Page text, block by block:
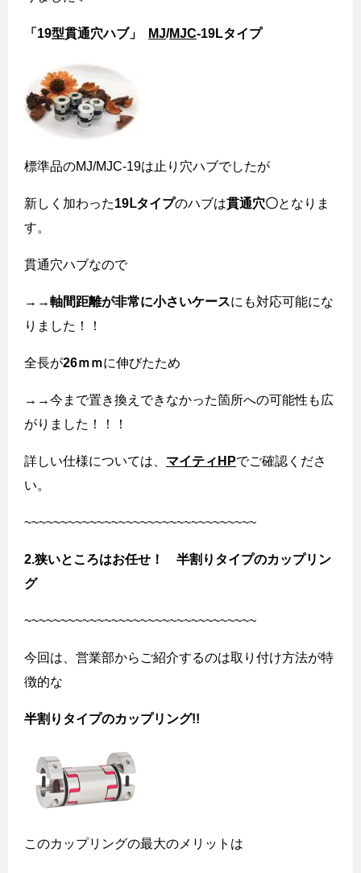
「 19型貫通穴ハブ」 MJ/MJC-19Lタイプ
標準品のMJ/MJC-19は止り穴ハブでしたが
新しく加わった19Ⅼタイプのハブは貫通穴〇となりま
す。
貫通穴ハブなので
→→軸間距離が非常に小さいケースにも対応可能にな
りました！！
全長が26ｍｍに伸びたため
→→今まで置き換えできなかった箇所への可能性も広
がりました！！！
詳しい仕様については、 マイティHPでご確認くださ
い。
~~~~~~~~~~~~~~~~~~~~~~~~~~~~~~~~
2.狭いところはお任せ！ 半割りタイプのカップリン
グ
~~~~~~~~~~~~~~~~~~~~~~~~~~~~~~~~
今回は、営業部からご紹介するのは取り付け方法が特
徴的な
半割りタイプのカップリング!!
このカップリングの最大のメリットは